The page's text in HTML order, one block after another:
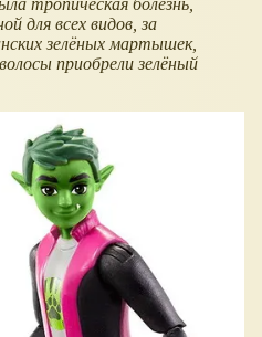
для всех видов, за
зелёных мартышек,
приобрели зелёный